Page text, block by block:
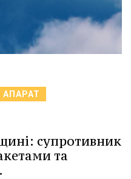
АПАРАТ
супротивник
та